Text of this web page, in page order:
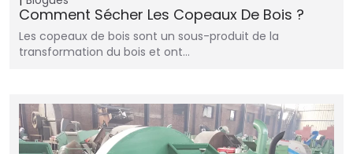
Comment Sécher Les Copeaux De Bois ?
Les copeaux de bois sont un sous-produit de la
transformation du bois et ont…